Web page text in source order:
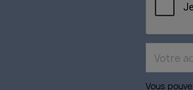
Vous